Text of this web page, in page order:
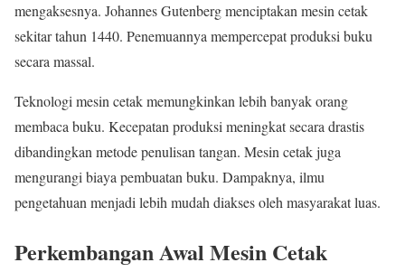
mengaksesnya. Johannes Gutenberg menciptakan mesin cetak
sekitar tahun 1440. Penemuannya mempercepat produksi buku
secara massal.
Teknologi mesin cetak memungkinkan lebih banyak orang
membaca buku. Kecepatan produksi meningkat secara drastis
dibandingkan metode penulisan tangan. Mesin cetak juga
mengurangi biaya pembuatan buku. Dampaknya, ilmu
pengetahuan menjadi lebih mudah diakses oleh masyarakat luas.
Perkembangan Awal Mesin Cetak